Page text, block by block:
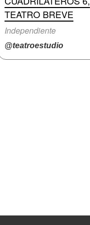
TEATRO BREVE
Independiente
@teatroestudio